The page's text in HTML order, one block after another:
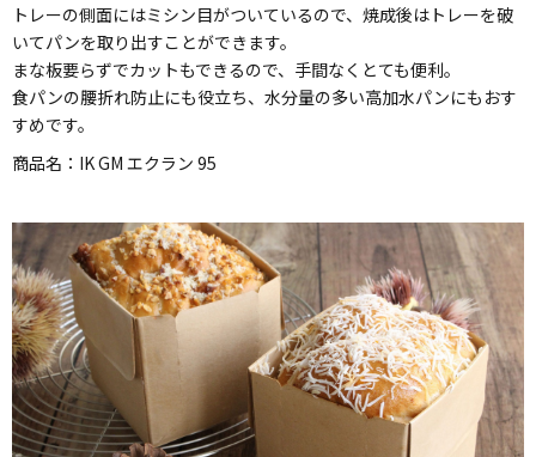
トレーの側面にはミシン目がついているので、焼成後はトレーを破
いてパンを取り出すことができます。
まな板要らずでカットもできるので、手間なくとても便利。
食パンの腰折れ防止にも役立ち、水分量の多い高加水パンにもおす
すめです。
商品名： IK GM エクラン 95